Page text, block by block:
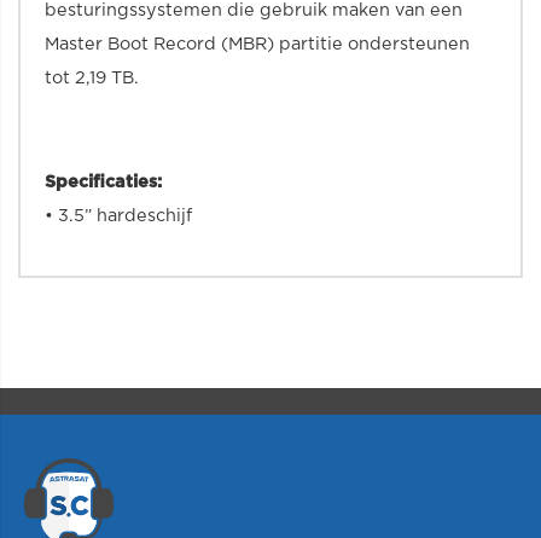
besturingssystemen die gebruik maken van een
Master Boot Record (MBR) partitie ondersteunen
tot 2,19 TB.
Specificaties:
• 3.5” hardeschijf